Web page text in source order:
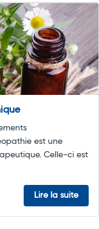
est une
Celle-ci est
Lire la suite